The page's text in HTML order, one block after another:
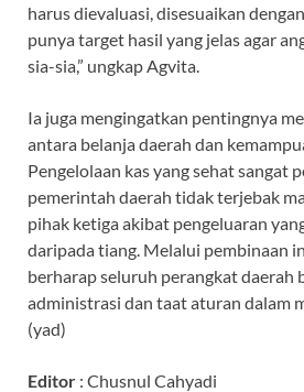
harus dievaluasi, disesuaikan
punya target hasil yang jelas agar
sia-sia,” ungkap Agvita.
Ia juga mengingatkan pentingnya
antara belanja daerah dan
Pengelolaan kas yang sehat sangat
pemerintah daerah tidak terjebak
pihak ketiga akibat pengeluaran
daripada tiang. Melalui pembinaan
berharap seluruh perangkat daerah
administrasi dan taat aturan dalam
(yad)
Editor : Chusnul Cahyadi